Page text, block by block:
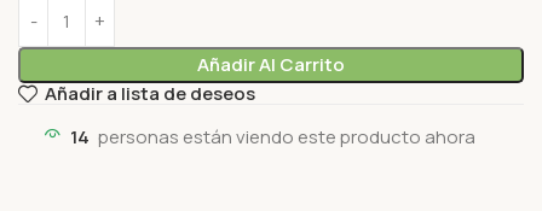
Añadir Al Carrito
Añadir a lista de deseos
14 personas están viendo este producto ahora